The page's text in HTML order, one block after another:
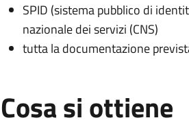
SPID (sistema pubblico di
nazionale dei servizi (CNS)
tutta la documentazione
Cosa si ottiene